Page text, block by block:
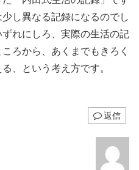
し異なる記録になるのでし
れにしろ、実際の生活の記
ろから、あくまでもきろく
、という考え方です。
返信